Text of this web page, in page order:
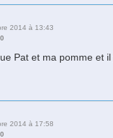
2014 à 13:43
Pat et ma pomme et
2014 à 17:58